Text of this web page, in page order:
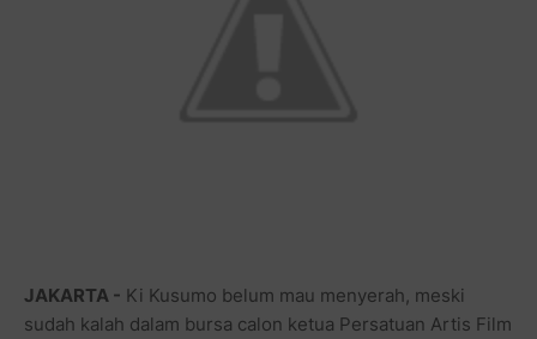
JAKARTA - Ki Kusumo belum mau menyerah, meski
sudah kalah dalam bursa calon ketua Persatuan Artis Film